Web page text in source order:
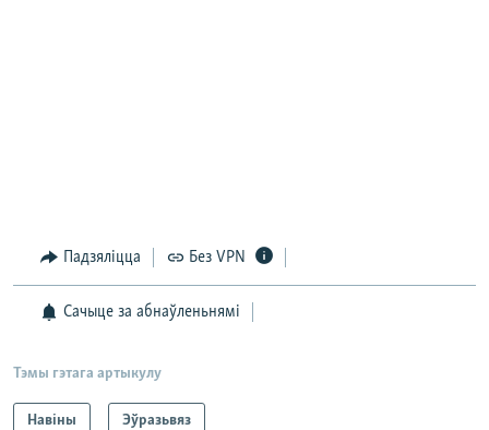
Падзяліцца Без VPN
Сачыце за абнаўленьнямі
Тэмы гэтага артыкулу
Навіны Эўразьвяз